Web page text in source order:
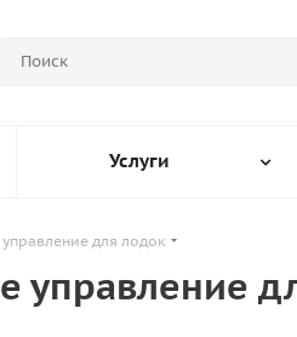
Услуги
для лодок
управление